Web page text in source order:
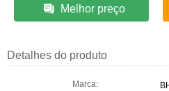
Melhor preço
Detalhes do produto
Marca: